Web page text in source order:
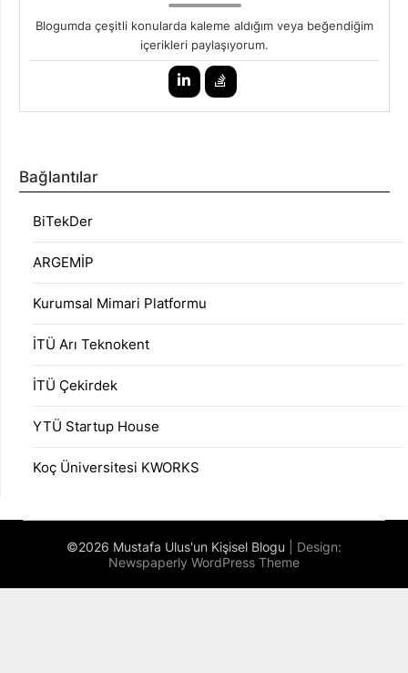
Blogumda çeşitli konularda kaleme aldığım veya beğendiğim
içerikleri paylaşıyorum.
Bağlantılar
BiTekDer
ARGEMİP
Kurumsal Mimari Platformu
İTÜ Arı Teknokent
İTÜ Çekirdek
YTÜ Startup House
Koç Üniversitesi KWORKS
©2026 Mustafa Ulus'un Kişisel Blogu
| Design:
Newspaperly WordPress Theme